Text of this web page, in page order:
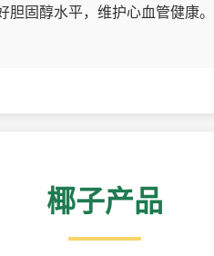
胆固醇水平，维护心血管健康。
椰子产品